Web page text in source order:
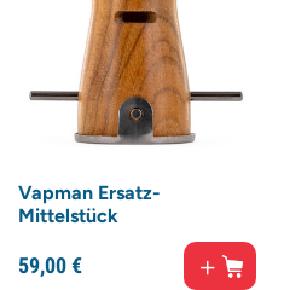
Vapman Ersatz-
Mittelstück
59,00€